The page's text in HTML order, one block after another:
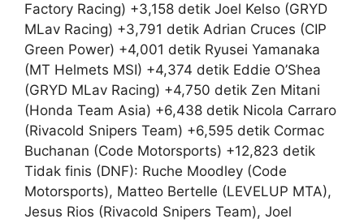
Factory Racing) +3,158 detik Joel Kelso (GRYD
MLav Racing) +3,791 detik Adrian Cruces (CIP
Green Power) +4,001 detik Ryusei Yamanaka
(MT Helmets MSI) +4,374 detik Eddie O’Shea
(GRYD MLav Racing) +4,750 detik Zen Mitani
(Honda Team Asia) +6,438 detik Nicola Carraro
(Rivacold Snipers Team) +6,595 detik Cormac
Buchanan (Code Motorsports) +12,823 detik
Tidak finis (DNF): Ruche Moodley (Code
Motorsports), Matteo Bertelle (LEVELUP MTA),
Jesus Rios (Rivacold Snipers Team), Joel